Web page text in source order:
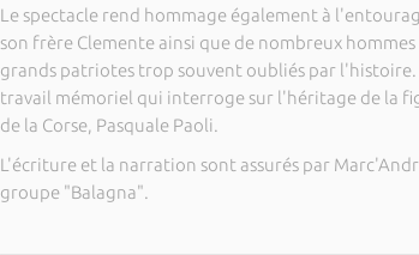
Le spectacle rend hommage également à
son frère Clemente ainsi que de nombreux
grands patriotes trop souvent oubliés par
travail mémoriel qui interroge sur l'héritage de la
de la Corse, Pasquale Paoli.
L'écriture et la narration sont assurés par
groupe "Balagna".